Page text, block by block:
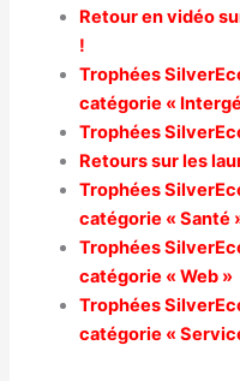
Retour en vidéo
!
Trophées
catégorie «
Trophées
Retours sur les
Trophées
catégorie « Santé
Trophées
catégorie « Web »
Trophées
catégorie «